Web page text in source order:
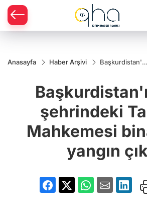
Anasayfa Haber Arşivi
Başkurdistan'ın
Mahkemesi
binasında
şehrindeki
Mahkemesi
yangın